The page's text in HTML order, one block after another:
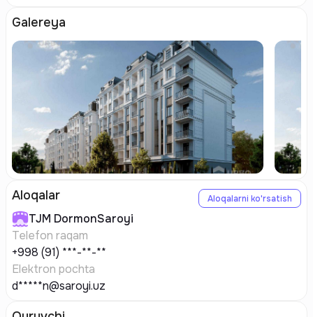
Galereya
Aloqalar Aloqalarni ko'rsatish
TJM DormonSaroyi
Telefon raqam
+998 (91) ***-**-**
Elektron pochta
d*****n@saroyi.uz